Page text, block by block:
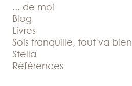
... de moi
Blog
Livres
Sois tranquille, tout va bien
Stella
Références